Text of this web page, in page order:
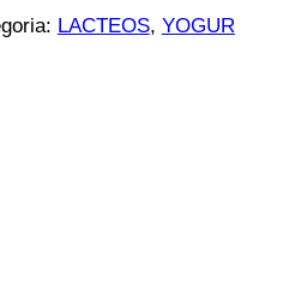
LACTEOS, YOGUR